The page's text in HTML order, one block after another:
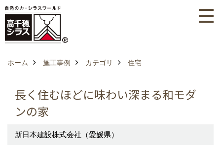
ホーム 施工事例 カテゴリ 住宅
長く住むほどに味わい深まる和モダ
ンの家
新日本建設株式会社（愛媛県）